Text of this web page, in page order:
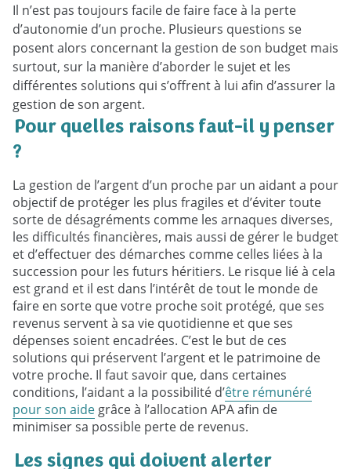
Il n’est pas toujours facile de faire face à la perte
d’autonomie d’un proche. Plusieurs questions se
posent alors concernant la gestion de son budget mais
surtout, sur la manière d’aborder le sujet et les
différentes solutions qui s’offrent à lui afin d’assurer la
gestion de son argent.
Pour quelles raisons faut-il y penser
?
La gestion de l’argent d’un proche par un aidant a pour
objectif de protéger les plus fragiles et d’éviter toute
sorte de désagréments comme les arnaques diverses,
les difficultés financières, mais aussi de gérer le budget
et d’effectuer des démarches comme celles liées à la
succession pour les futurs héritiers. Le risque lié à cela
est grand et il est dans l’intérêt de tout le monde de
faire en sorte que votre proche soit protégé, que ses
revenus servent à sa vie quotidienne et que ses
dépenses soient encadrées. C’est le but de ces
solutions qui préservent l’argent et le patrimoine de
votre proche. Il faut savoir que, dans certaines
conditions, l’aidant a la possibilité d’être rémunéré
pour son aide grâce à l’allocation APA afin de
minimiser sa possible perte de revenus.
Les signes qui doivent alerter